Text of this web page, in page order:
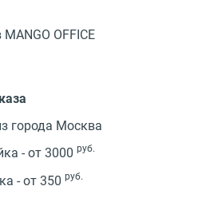
OFFICE
города Москва
- от 3000 руб.
- от 350 руб.